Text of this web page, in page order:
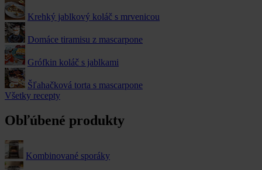
Krehký jablkový koláč s mrvenicou
Domáce tiramisu z mascarpone
Grófkin koláč s jablkami
Šľahačková torta s mascarpone
Všetky recepty
Obľúbené produkty
Kombinované sporáky